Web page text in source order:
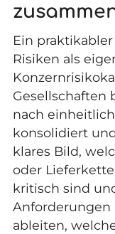
Ein
Risiken als
Gesellschaften
nach
konsolidiert
klares Bild,
oder
kritisch sind
Anforderungen
ableiten,